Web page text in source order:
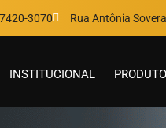
3070 Rua Antônia
INSTITUCIONAL